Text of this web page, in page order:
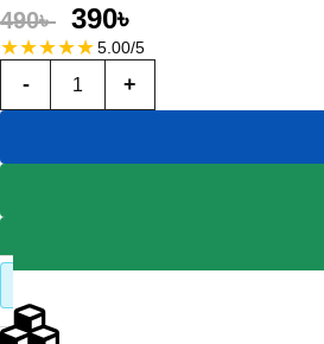
490৳ 390৳
★★★★★5.00/5
- +